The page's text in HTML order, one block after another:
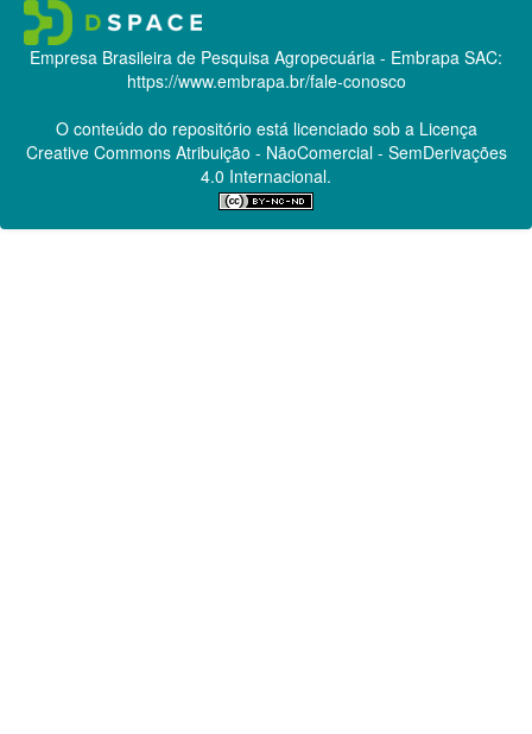
Empresa Brasileira de Pesquisa Agropecuária - Embrapa SAC:
https://www.embrapa.br/fale-conosco
O conteúdo do repositório está licenciado sob a Licença
Creative CommonsAtribuição - NãoComercial - SemDerivações
4.0 Internacional.